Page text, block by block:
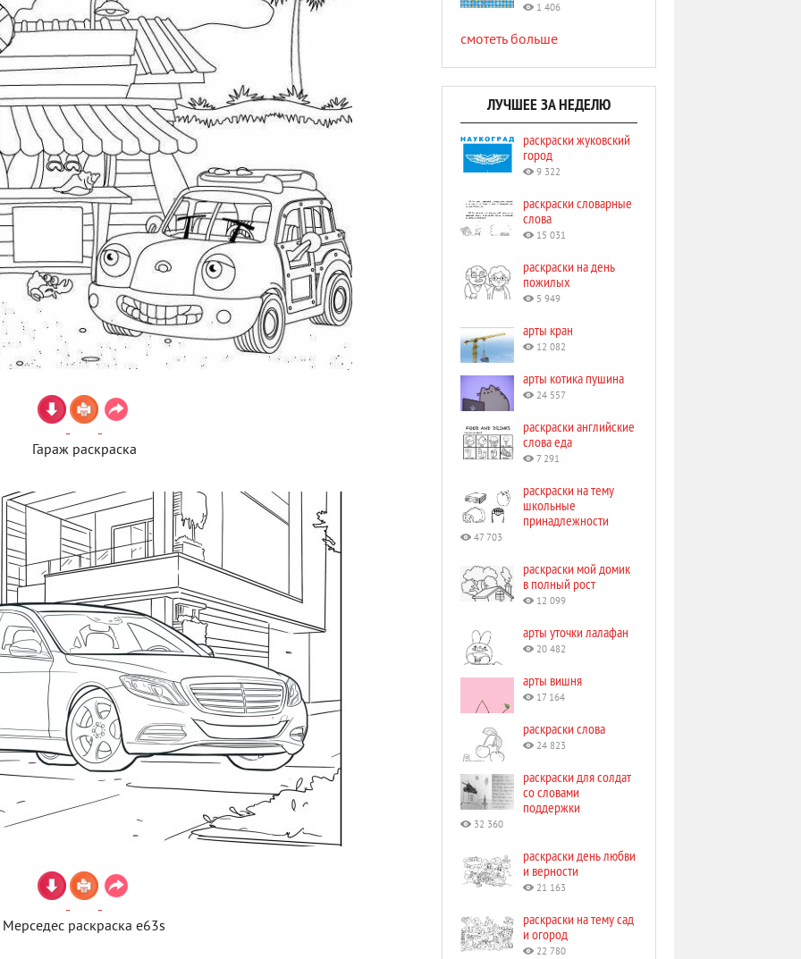
Гараж раскраска
Мерседес раскраска e63s
1 406
смотеть больше
ЛУЧШЕЕ ЗА НЕДЕЛЮ
раскраски жуковский
город
9 322
раскраски словарные
слова
15 031
раскраски на день
пожилых
5 949
арты кран
12 082
арты котика пушина
24 557
раскраски английские
слова еда
7 291
раскраски на тему
школьные
принадлежности
47 703
раскраски мой домик
в полный рост
12 099
арты уточки лалафан
20 482
арты вишня
17 164
раскраски слова
24 823
раскраски для солдат
со словами
поддержки
32 360
раскраски день любви
и верности
21 163
раскраски на тему сад
и огород
22 780